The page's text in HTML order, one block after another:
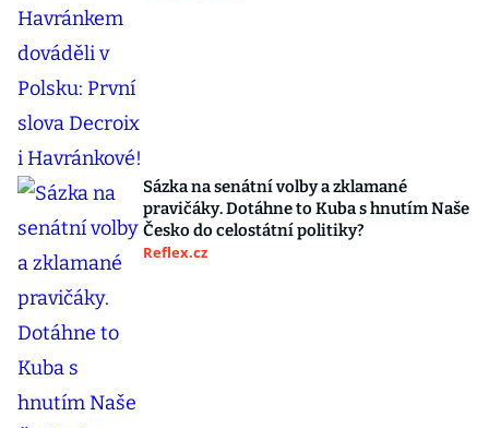
Sázka na senátní volby a zklamané
pravičáky. Dotáhne to Kuba s hnutím Naše
Česko do celostátní politiky?
Reflex.cz